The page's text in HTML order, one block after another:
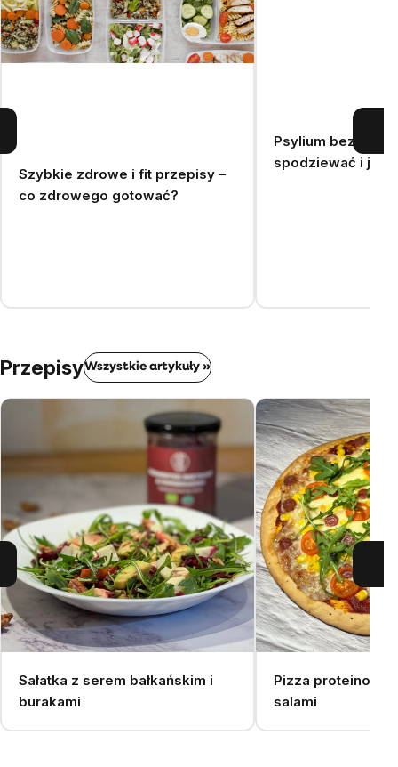
Szybkie zdrowe i fit przepisy –
co zdrowego gotować?
Psylium bez
spodziewać i jak
PrzepisyWszystkie artykuły »
Sałatka z serem bałkańskim i
burakami
Pizza proteinowa
salami